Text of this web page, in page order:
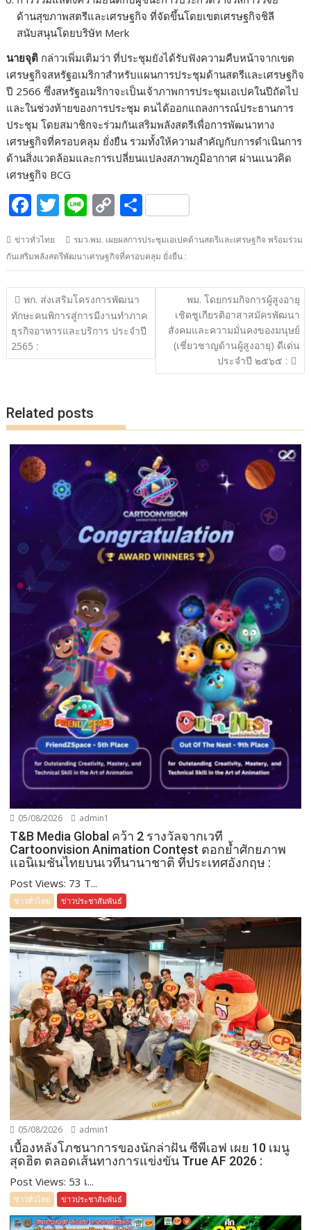
ด้านสุขภาพสตรีและเศรษฐกิจ ที่จัดขึ้นโดยเขตเศรษฐกิจชิลี
สนับสนุนโดยบริษัท Merk
นายจุติ กล่าวเพิ่มเติมว่า ที่ประชุมยังได้รับฟังความคืบหน้าจากเขต
เศรษฐกิจสหรัฐอเมริกาสำหรับแผนการประชุมด้านสตรีและเศรษฐกิจ
ปี 2566 ซึ่งสหรัฐอเมริกาจะเป็นเจ้าภาพการประชุมเอเปคในปีถัดไป
และในช่วงท้ายของการประชุม ตนได้ออกแถลงการณ์ประธานการ
ประชุม โดยสมาชิกจะร่วมกันเสริมพลังสตรีเพื่อการพัฒนาทาง
เศรษฐกิจที่ครอบคลุม ยั่งยืน รวมทั้งให้ความสำคัญกับการดำเนินการ
ด้านสิ่งแวดล้อมและการเปลี่ยนแปลงสภาพภูมิอากาศ ผ่านแนวคิด
เศรษฐกิจ BCG
F
ac
e
b
o
o
k
T
itt
er
Li
e
C
p
y
Li
n
k
S
ar
e
ข่าวทั่วไทย
รมว.พม. เผยผลการประชุมเอเปคด้านสตรีและเศรษฐกิจ พร้อมร่วม
กันเสริมพลังสตรีพัฒนาเศรษฐกิจที่ครอบคลุม ยั่งยืน :
แนะแนว
เรื่อง
พก. ส่งเสริมโครงการพัฒนา
ทักษะคนพิการสู่การมีงานทำภาค
ธุรกิจอาหารและบริการ ประจำปี
2565 :
พม. โดยกรมกิจการผู้สูงอายุ
เชิดชูเกียรติอาสาสมัครพัฒนา
สังคมและความมั่นคงของมนุษย์
(เชี่ยวชาญด้านผู้สูงอายุ) ดีเด่น
ประจำปี ๒๕๖๕ :
Related posts
05/08/2026 admin1
T&B Media Global คว้า 2 รางวัลจากเวที
Cartoonvision Animation Contest ตอกย้ำศักยภาพ
แอนิเมชันไทยบนเวทีนานาชาติ ที่ประเทศอังกฤษ :
Post Views: 73 T...
ข่าวทั่วไทย ข่าวประชาสัมพันธ์
05/08/2026 admin1
เบื้องหลังโภชนาการของนักล่าฝัน ซีพีเอฟ เผย 10 เมนู
สุดฮิต ตลอดเส้นทางการแข่งขัน True AF 2026 :
Post Views: 53 เ...
ข่าวทั่วไทย ข่าวประชาสัมพันธ์